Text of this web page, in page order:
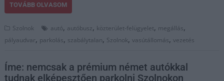
TOVÁBB OLVASOM
Szolnok autó, autóbusz, közterület-felügyelet, megállás,
pályaudvar, parkolás, szabálytalan, Szolnok,vasútállomás,vezetés
Íme: nemcsak a prémium német autókkal
tudnak elképesztően parkolni Szolnokon